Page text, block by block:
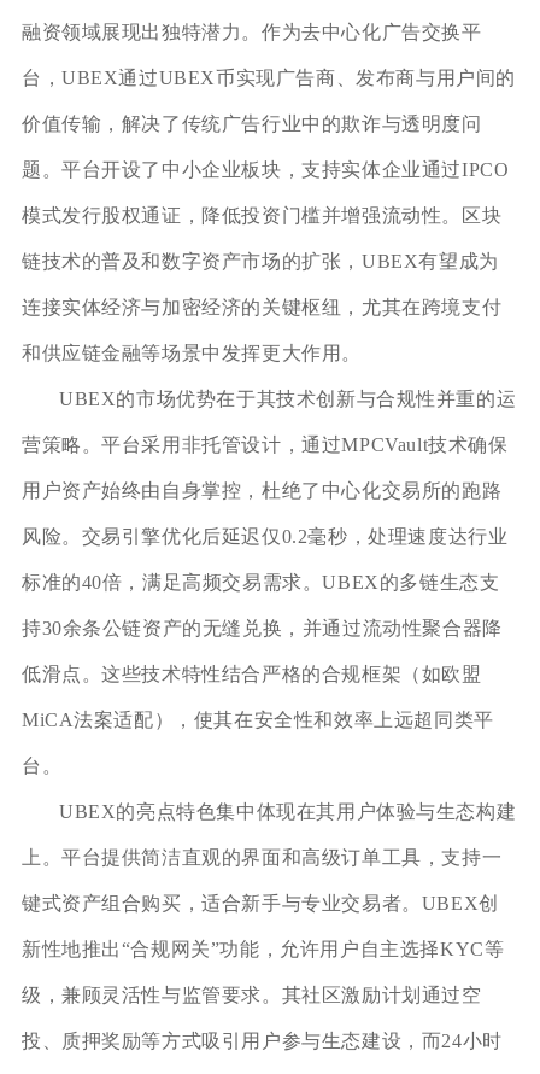
融资领域展现出独特潜力。作为去中心化广告交换平
台，UBEX通过UBEX币实现广告商、发布商与用户间的
价值传输，解决了传统广告行业中的欺诈与透明度问
题。平台开设了中小企业板块，支持实体企业通过IPCO
模式发行股权通证，降低投资门槛并增强流动性。区块
链技术的普及和数字资产市场的扩张，UBEX有望成为
连接实体经济与加密经济的关键枢纽，尤其在跨境支付
和供应链金融等场景中发挥更大作用。
UBEX的市场优势在于其技术创新与合规性并重的运
营策略。平台采用非托管设计，通过MPCVault技术确保
用户资产始终由自身掌控，杜绝了中心化交易所的跑路
风险。交易引擎优化后延迟仅0.2毫秒，处理速度达行业
标准的40倍，满足高频交易需求。UBEX的多链生态支
持30余条公链资产的无缝兑换，并通过流动性聚合器降
低滑点。这些技术特性结合严格的合规框架（如欧盟
MiCA法案适配），使其在安全性和效率上远超同类平
台。
UBEX的亮点特色集中体现在其用户体验与生态构建
上。平台提供简洁直观的界面和高级订单工具，支持一
键式资产组合购买，适合新手与专业交易者。UBEX创
新性地推出“合规网关”功能，允许用户自主选择KYC等
级，兼顾灵活性与监管要求。其社区激励计划通过空
投、质押奖励等方式吸引用户参与生态建设，而24小时